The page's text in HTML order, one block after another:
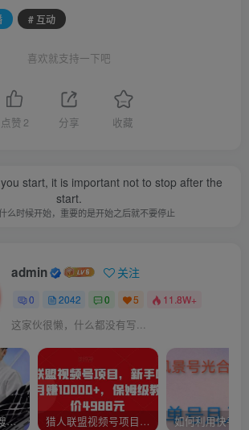
# 互动
喜欢就支持一下吧
点赞 2 分享 收藏
start, it is important not to stop after the
start.
么时候开始，重要的是开始之后就不要停止
admin 关注
0 2042 0 5 11.8W+
这家伙很懒，什么都没有写...
薛老丝儿美业seo搜索流量落地课，一周暴涨20w粉丝，全干货讲解 猎人联盟视频号项目，新手0基础轻松月赚10000+，保姆级教程原价4988元